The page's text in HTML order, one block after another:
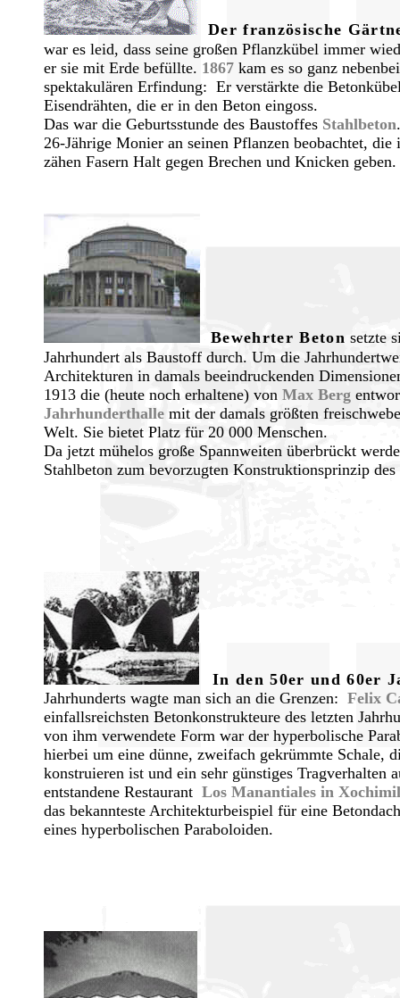
Der französische
war es leid, dass seine großen Pflanzkübel immer
er sie mit Erde befüllte. 1867 kam es so ganz
spektakulären Erfindung: Er verstärkte die
Eisendrähten, die er in den Beton eingoss.
Das war die Geburtsstunde des Baustoffes Stahlbeton
26-Jährige Monier an seinen Pflanzen beobachtet, die
zähen Fasern Halt gegen Brechen und Knicken geben.
Bewehrter Beton setzte
Jahrhundert als Baustoff durch. Um die
Architekturen in damals beeindruckenden
1913 die (heute noch erhaltene) von Max Berg
Jahrhunderthalle mit der damals größten
Welt. Sie bietet Platz für 20 000 Menschen.
Da jetzt mühelos große Spannweiten überbrückt
Stahlbeton zum bevorzugten Konstruktionsprinzip
In den 50er und 60er
Jahrhunderts wagte man sich an die Grenzen: Felix
einfallsreichsten Betonkonstrukteure des letzten
von ihm verwendete Form war der hyperbolische
hierbei um eine dünne, zweifach gekrümmte Schale,
konstruieren ist und ein sehr günstiges Tragverhalten
entstandene Restaurant Los Manantiales in
das bekannteste Architekturbeispiel für eine
eines hyperbolischen Paraboloiden.